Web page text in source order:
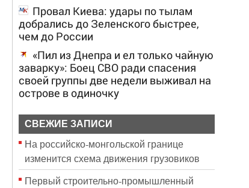
Провал Киева: удары по тылам
добрались до Зеленского быстрее,
чем до России
«Пил из Днепра и ел только чайную
заварку»: Боец СВО ради спасения
своей группы две недели выживал на
острове в одиночку
СВЕЖИЕ ЗАПИСИ
На российско‑монгольской границе
изменится схема движения грузовиков
Первый строительно‑промышленный